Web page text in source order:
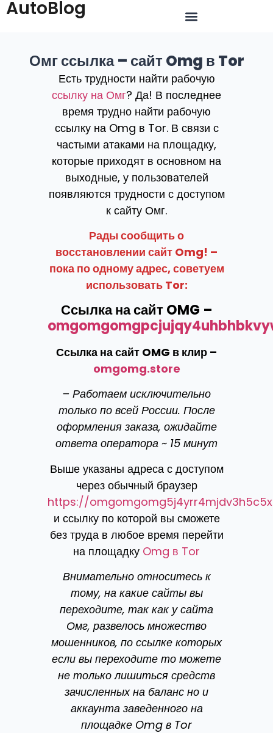
AutoBlog
Омг ссылка – сайт Omg в Tor
Есть трудности найти рабочую
ссылку на Омг? Да! В последнее
время трудно найти рабочую
ссылку на Omg в Tor. В связи с
частыми атаками на площадку,
которые приходят в основном на
выходные, у пользователей
появляются трудности с доступом
к сайту Омг.
Рады сообщить о
восстановлении сайт Omg! –
пока по одному адрес, советуем
использовать Tor:
Ссылка на сайт OMG –
Ссылка на сайт OMG в клир –
omgomg.store
– Работаем исключительно
только по всей России. После
оформления заказа, ожидайте
ответа оператора ~ 15 минут
Выше указаны адреса с доступом
через обычный браузер
https://
и ссылку по которой вы сможете
без труда в любое время перейти
на площадку Omg в Tor
Внимательно относитесь к
тому, на какие сайты вы
переходите, так как у сайта
Омг, развелось множество
мошенников, по ссылке которых
если вы переходите то можете
не только лишиться средств
зачисленных на баланс но и
аккаунта заведенного на
площадке Omg в Tor